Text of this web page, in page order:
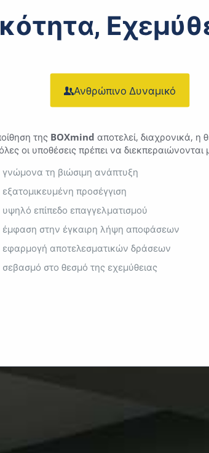
Ανθρώπινο Δυναμικό
της BOXmind αποτελεί, διαχρονικά, η
οι υποθέσεις πρέπει να διεκπεραιώνονται
γνώμονα τη βιώσιμη ανάπτυξη
εξατομικευμένη προσέγγιση
υψηλό επίπεδο επαγγελματισμού
έμφαση στην έγκαιρη λήψη αποφάσεων
εφαρμογή αποτελεσματικών δράσεων
σεβασμό στο θεσμό της εχεμύθειας